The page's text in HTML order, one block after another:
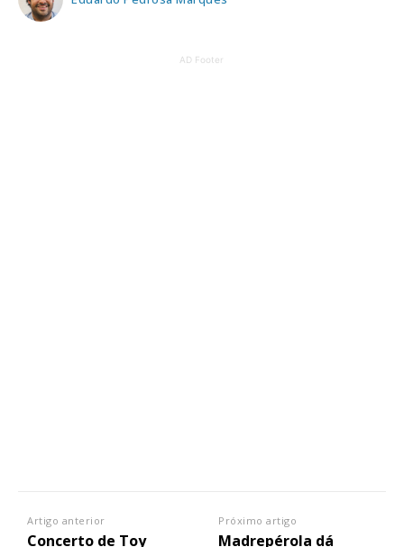
AD Footer
Artigo anterior
Concerto de Toy
Próximo artigo
Madrepérola dá